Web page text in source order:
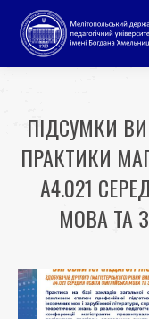
ПІДСУМКИ
ПРАКТИКИ
A4.021
МОВА ТА